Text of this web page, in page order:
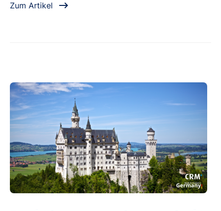
Zum Artikel